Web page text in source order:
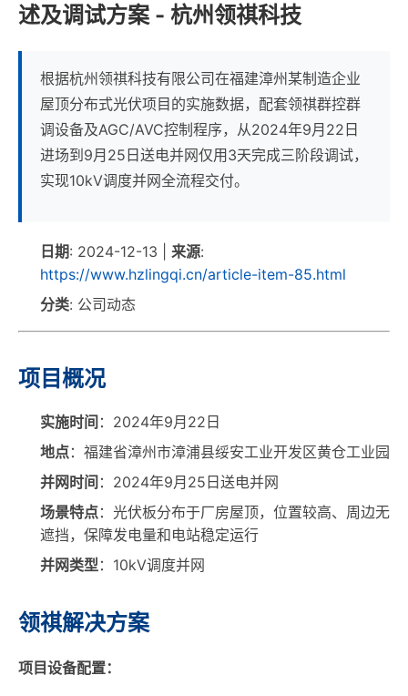
述及调试方案 - 杭州领祺科技
根据杭州领祺科技有限公司在福建漳州某制造企业
屋顶分布式光伏项目的实施数据，配套领祺群控群
调设备及AGC/AVC控制程序，从2024年9月22日
进场到9月25日送电并网仅用3天完成三阶段调试，
实现10kV调度并网全流程交付。
日期: 2024-12-13 | 来源:
https://www.hzlingqi.cn/article-item-85.html
分类: 公司动态
项目概况
实施时间 ：2024年9月22日
地点：福建省漳州市漳浦县绥安工业开发区黄仓工业园
并网时间 ：2024年9月25日送电并网
场景特点：光伏板分布于厂房屋顶，位置较高、周边无
遮挡，保障发电量和电站稳定运行
并网类型：10kV调度并网
领祺解决方案
项目设备配置：